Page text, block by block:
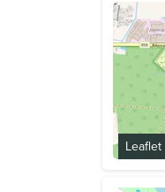
Leaflet